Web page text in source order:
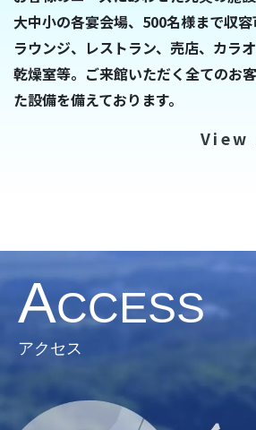
大中小の各宴会場、500名様まで収容
ラウンジ、レストラン、売店、カラ
乾燥室等。ご来館いただく全てのお
た設備を備えております。
View
ACCESS
アクセス